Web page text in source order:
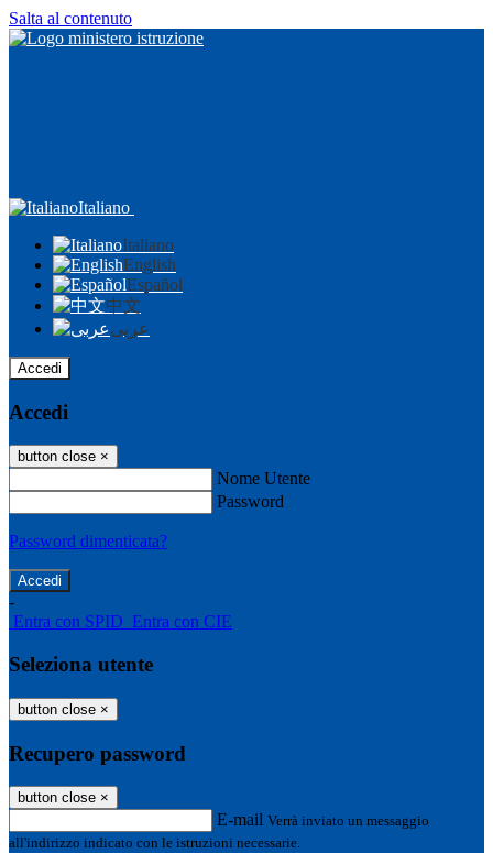
Salta al contenuto
Italiano
Italiano
English
Español
中文
عربى
Accedi
Accedi
button close ×
Nome Utente
Password
Password dimenticata?
-
Entra con SPID Entra con CIE
Seleziona utente
button close ×
Recupero password
button close ×
E-mail Verrà inviato un messaggio
all'indirizzo indicato con le istruzioni necessarie.